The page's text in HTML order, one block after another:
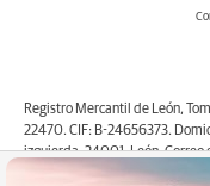
Registro Mercantil de León,
22470. CIF: B-24656373.
izquierda, 24001, León.
Copyright © ALNUAR 2000